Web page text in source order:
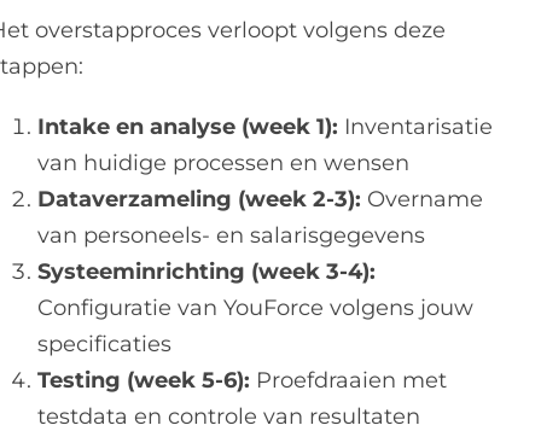
overstapproces verloopt volgens deze
Intake en analyse (week 1): Inventarisatie
van huidige processen en wensen
Dataverzameling (week 2-3): Overname
van personeels- en salarisgegevens
Systeeminrichting (week 3-4):
Configuratie van YouForce volgens jouw
specificaties
Testing (week 5-6): Proefdraaien met
testdata en controle van resultaten